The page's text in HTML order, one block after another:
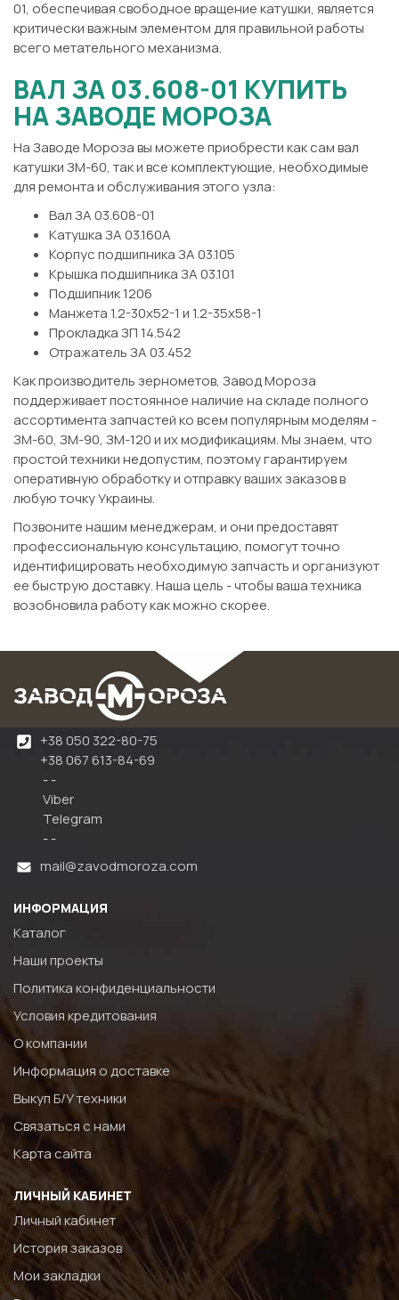
01, обеспечивая свободное вращение катушки, является
критически важным элементом для правильной работы
всего метательного механизма.
ВАЛ ЗА 03.608-01 КУПИТЬ
НА ЗАВОДЕ МОРОЗА
На Заводе Мороза вы можете приобрести как сам вал
катушки ЗМ-60, так и все комплектующие, необходимые
для ремонта и обслуживания этого узла:
Вал ЗА 03.608-01
Катушка ЗА 03.160А
Корпус подшипника ЗА 03.105
Крышка подшипника ЗА 03.101
Подшипник 1206
Манжета 1.2-30х52-1 и 1.2-35х58-1
Прокладка ЗП 14.542
Отражатель ЗА 03.452
Как производитель зернометов, Завод Мороза
поддерживает постоянное наличие на складе полного
ассортимента запчастей ко всем популярным моделям -
ЗМ-60, ЗМ-90, ЗМ-120 и их модификациям. Мы знаем, что
простой техники недопустим, поэтому гарантируем
оперативную обработку и отправку ваших заказов в
любую точку Украины.
Позвоните нашим менеджерам, и они предоставят
профессиональную консультацию, помогут точно
идентифицировать необходимую запчасть и организуют
ее быструю доставку. Наша цель - чтобы ваша техника
возобновила работу как можно скорее.
+38 050 322-80-75
+38 067 613-84-69
- -
Viber
Telegram
- -
mail@zavodmoroza.com
ИНФОРМАЦИЯ
Каталог
Наши проекты
Политика конфиденциальности
Условия кредитования
О компании
Информация о доставке
Выкуп Б/У техники
Связаться с нами
Карта сайта
ЛИЧНЫЙ КАБИНЕТ
Личный кабинет
История заказов
Мои закладки